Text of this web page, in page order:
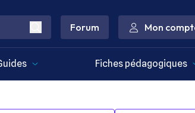
Forum Mon
Fiches pédagogiques